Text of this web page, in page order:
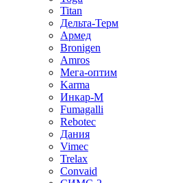
Titan
Дельта-Терм
Армед
Bronigen
Amros
Мега-оптим
Karma
Инкар-М
Fumagalli
Rebotec
Дания
Vimec
Trelax
Convaid